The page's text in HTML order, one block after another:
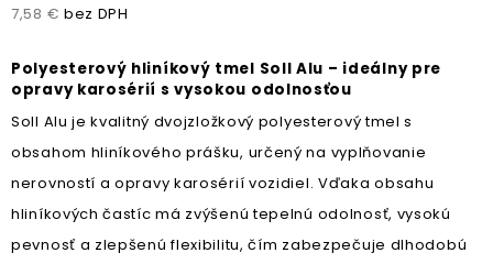
7,58 € bez DPH
Polyesterový hliníkový tmel Soll Alu – ideálny pre
opravy karosérií s vysokou odolnosťou
Soll Alu je kvalitný dvojzložkový polyesterový tmel s
obsahom hliníkového prášku, určený na vyplňovanie
nerovností a opravy karosérií vozidiel. Vďaka obsahu
hliníkových častíc má zvýšenú tepelnú odolnosť, vysokú
pevnosť a zlepšenú flexibilitu, čím zabezpečuje dlhodobú